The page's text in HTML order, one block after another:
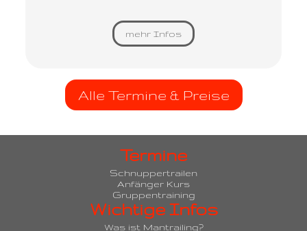
mehr Infos
Alle Termine & Preise
Termine
Schnuppertrailen
Anfänger Kurs
Gruppentraining
Wichtige Infos
Was ist Mantrailing?